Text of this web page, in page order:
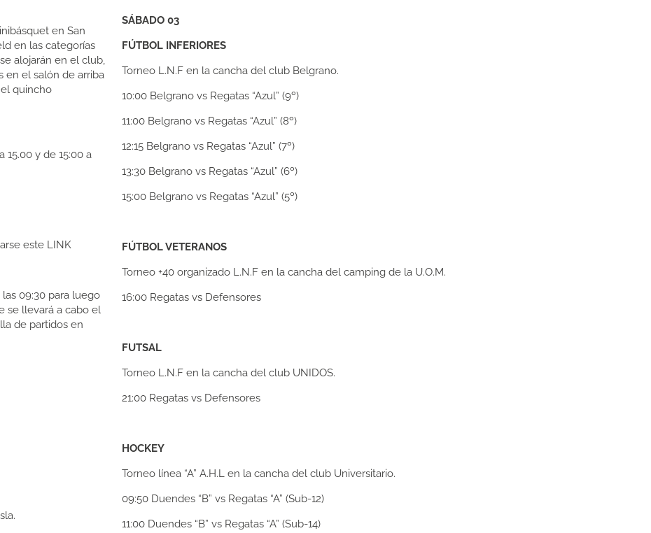
en San
en las categorías
alojarán en el club,
en el salón de arriba
quincho
15.00 y de 15:00 a
este LINK
09:30 para luego
se llevará a cabo el
de partidos en
SÁBADO 03
FÚTBOL INFERIORES
Torneo L.N.F en la cancha del club Belgrano.
10:00 Belgrano vs Regatas “Azul” (9º)
11:00 Belgrano vs Regatas “Azul” (8º)
12:15 Belgrano vs Regatas “Azul” (7º)
13:30 Belgrano vs Regatas “Azul” (6º)
15:00 Belgrano vs Regatas “Azul” (5º)
FÚTBOL VETERANOS
Torneo +40 organizado L.N.F en la cancha del camping de la U.O.M.
16:00 Regatas vs Defensores
FUTSAL
Torneo L.N.F en la cancha del club UNIDOS.
21:00 Regatas vs Defensores
HOCKEY
Torneo línea “A” A.H.L en la cancha del club Universitario.
09:50 Duendes “B” vs Regatas “A” (Sub-12)
11:00 Duendes “B” vs Regatas “A” (Sub-14)